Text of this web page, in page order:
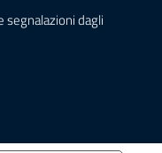
dagli